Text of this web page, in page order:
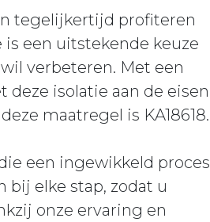
tegelijkertijd profiteren
een uitstekende keuze
verbeteren. Met een
deze isolatie aan de eisen
maatregel is KA18618.
een ingewikkeld proces
bij elke stap, zodat u
onze ervaring en